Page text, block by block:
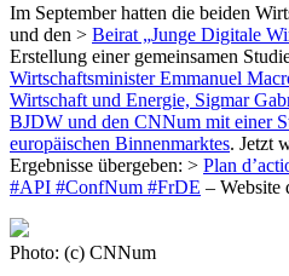
Im September hatten die beiden
und den > Beirat „Junge Digitale
Erstellung einer gemeinsamen
Wirtschaftsminister Emmanuel
Wirtschaft und Energie, Sigmar
BJDW und den CNNum mit einer
europäischen Binnenmarktes. Jetzt
Ergebnisse übergeben: > Plan
#API #ConfNum #FrDE – Website
Photo: (c) CNNum